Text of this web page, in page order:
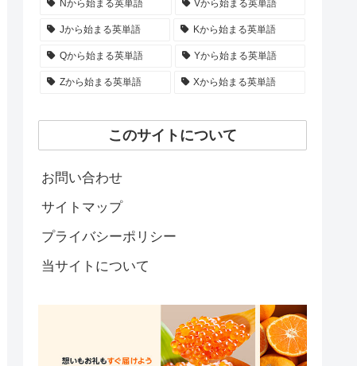
Nから始まる英単語 Vから始まる英単語
Jから始まる英単語 Kから始まる英単語
Qから始まる英単語 Yから始まる英単語
Zから始まる英単語 Xから始まる英単語
このサイトについて
お問い合わせ
サイトマップ
プライバシーポリシー
当サイトについて